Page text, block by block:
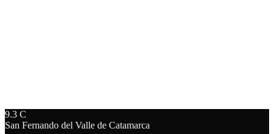
9.3 C
San Fernando del Valle de Catamarca